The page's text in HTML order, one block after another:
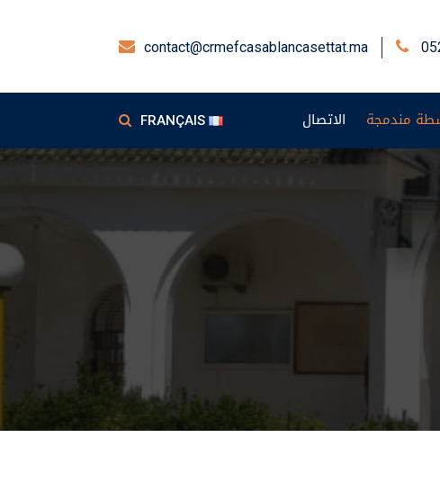
contact@crmefcasablancasettat.ma
مندمجة الاتصال FRANÇAIS